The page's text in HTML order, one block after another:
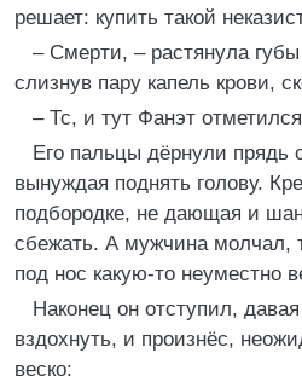
решает: купить такой
– Смерти, – растянула
слизнув пару капель крови,
– Тс, и тут Фанэт
Его пальцы дёрнули прядь
вынуждая поднять голову.
подбородке, не дающая и
сбежать. А мужчина молчал,
под нос какую-то неуместно
Наконец он отступил,
вздохнуть, и произнёс,
веско: